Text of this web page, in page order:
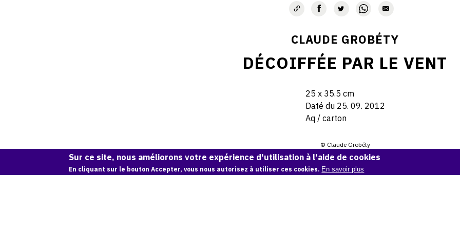
CLAUDE GROBÉTY
DÉCOIFFÉE PAR LE VENT
25 x 35.5 cm
Daté du 25. 09. 2012
Aq / carton
© Claude Grobéty
Demande d'information
Sur ce site, nous améliorons votre expérience d'utilisation à l'aide de cookies
En cliquant sur le bouton Accepter, vous nous autorisez à utiliser ces cookies. En savoir plus